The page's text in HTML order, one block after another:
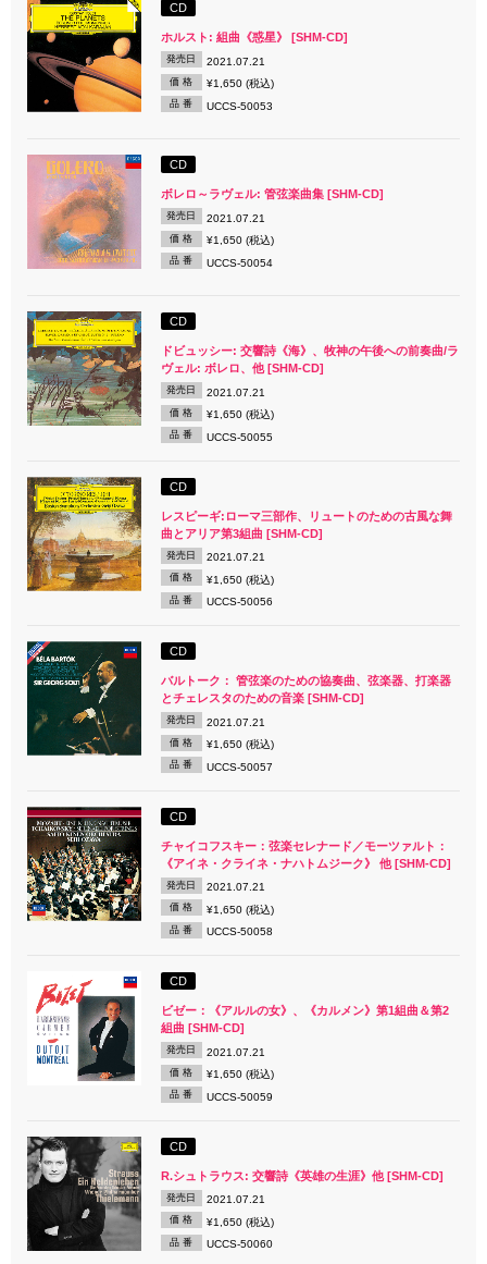
CD
ホルスト: 組曲《惑星》 [SHM-CD]
発売日 2021.07.21
価 格 ¥1,650 (税込)
品 番 UCCS-50053
CD
ボレロ～ラヴェル: 管弦楽曲集 [SHM-CD]
発売日 2021.07.21
価 格 ¥1,650 (税込)
品 番 UCCS-50054
CD
ドビュッシー: 交響詩《海》、牧神の午後への前奏曲/ラ
ヴェル: ボレロ、他 [SHM-CD]
発売日 2021.07.21
価 格 ¥1,650 (税込)
品 番 UCCS-50055
CD
レスピーギ:ローマ三部作、リュートのための古風な舞
曲とアリア第3組曲 [SHM-CD]
発売日 2021.07.21
価 格 ¥1,650 (税込)
品 番 UCCS-50056
CD
バルトーク： 管弦楽のための協奏曲、弦楽器、打楽器
とチェレスタのための音楽 [SHM-CD]
発売日 2021.07.21
価 格 ¥1,650 (税込)
品 番 UCCS-50057
CD
チャイコフスキー：弦楽セレナード／モーツァルト：
《アイネ・クライネ・ナハトムジーク》 他 [SHM-CD]
発売日 2021.07.21
価 格 ¥1,650 (税込)
品 番 UCCS-50058
CD
ビゼー：《アルルの女》、《カルメン》第1組曲＆第2
組曲 [SHM-CD]
発売日 2021.07.21
価 格 ¥1,650 (税込)
品 番 UCCS-50059
CD
R.シュトラウス: 交響詩《英雄の生涯》他 [SHM-CD]
発売日 2021.07.21
価 格 ¥1,650 (税込)
品 番 UCCS-50060